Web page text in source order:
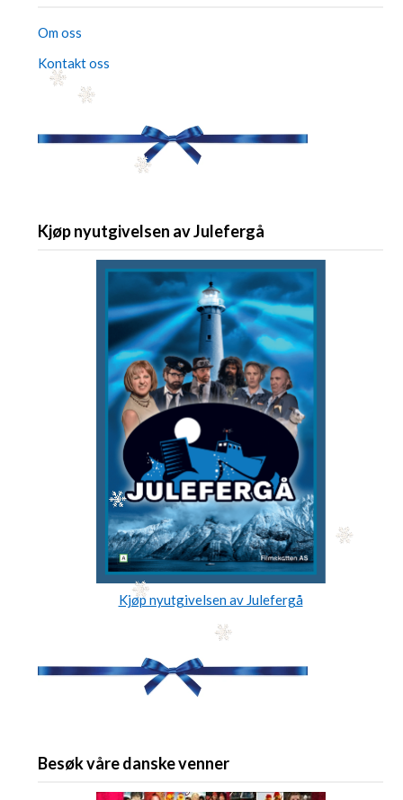
Om oss
Kontakt oss
Kjøp nyutgivelsen av Julefergå
Kjøp nyutgivelsen av Julefergå
Besøk våre danske venner